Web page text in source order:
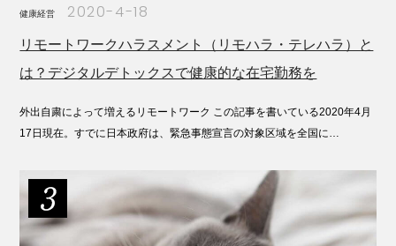
健康経営 2020-4-18
リモートワークハラスメント（リモハラ・テレハラ）と
は？デジタルデトックスで健康的な在宅勤務を
外出自粛によって増えるリモートワーク この記事を書いている2020年4月
17日現在。すでに日本政府は、緊急事態宣言の対象区域を全国に…